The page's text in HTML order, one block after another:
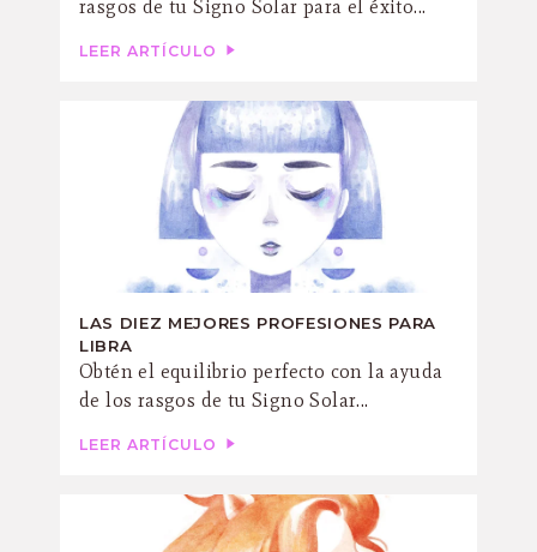
rasgos de tu Signo Solar para el éxito...
LEER ARTÍCULO
LAS DIEZ MEJORES PROFESIONES PARA
LIBRA
Obtén el equilibrio perfecto con la ayuda
de los rasgos de tu Signo Solar...
LEER ARTÍCULO